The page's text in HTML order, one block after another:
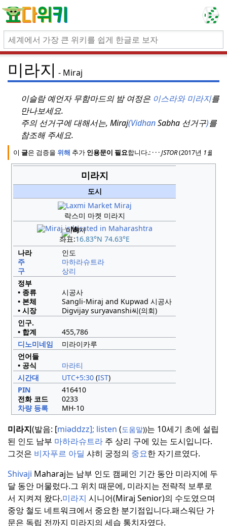
미라지 Miraj
이슬람 예언자 무함마드의 밤 여정은 이스라와 미라지를
만나보세요.
주의 선거구에 대해서는, Miraj(VidhanSabha 선거구)를
참조해 주세요.
이 글은 검증을위해 추가 인용문이 필요합니다.: · · ·JSTOR(2017년 1월
미라지
도시
락스미 마켓 미라지
미라지
좌표:16.83°N 74.63°E
나라
인도
주
마하라슈트라
구
상리
정부
• 종류
시공사
• 본체
Sangli-Miraj and Kupwad 시공사
• 시장
Digvijay suryavanshi씨(의회)
인구.
• 합계
455,786
디노미네임
미라이카루
언어들
• 공식
마라티
시간대
UTC+5:30(IST)
PIN
416410
전화 코드
0233
차량 등록
MH-10
미라지(발음: [miəddzz]; listen (도움말))는 10세기 초에 설립
된 인도 남부 마하라슈트라 주 상리 구에 있는 도시입니다.
그것은 비자푸르 아딜 샤히 궁정의 중요한 자기르였다.
Shivaji Maharaj는 남부 인도 캠페인 기간 동안 미라지에 두
달 동안 머물렀다.그 위치 때문에, 미라지는 전략적 보루로
서 지켜져 왔다.미라지 시니어(Miraj Senior)의 수도였으며
중앙 철도 네트워크에서 중요한 분기점입니다.패스워단 가
문은 독립 전까지 미라지의 세습 통치자였다.